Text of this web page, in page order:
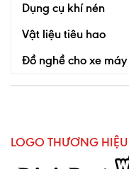
Dụng cụ khí nén
Vật liệu tiêu hao
Đồ nghề cho xe máy
LOGO THƯƠNG HIỆU